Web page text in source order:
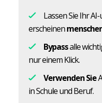
Lassen Sie Ihr
erscheinen
Bypassalle
nur einem Klick.
Verwenden Sie
in Schule und Beruf.